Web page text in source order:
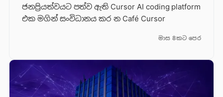
ජනප්‍රියත්වයට පත්ව ඇති Cursor AI coding platform
එක මගින් සංවිධානය කර න Café Cursor
මාස 8කට පෙර